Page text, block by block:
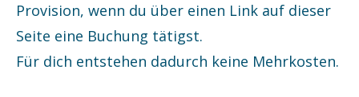
Provision, wenn du über einen Link auf dieser
Seite eine Buchung tätigst.
Für dich entstehen dadurch keine Mehrkosten.